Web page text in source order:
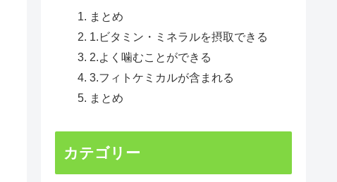
まとめ
1.ビタミン・ミネラルを摂取できる
2.よく噛むことができる
3.フィトケミカルが含まれる
まとめ
カテゴリー